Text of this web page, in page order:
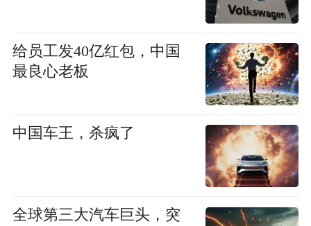
给员工发40亿红包，中国
最良心老板
中国车王，杀疯了
全球第三大汽车巨头，突